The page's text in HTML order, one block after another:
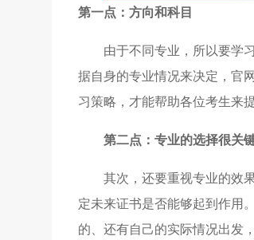
第一点：方向和科目
由于不同专业，所以要学
据自身的专业情况来决定，官
习策略，才能帮助各位考生来
第二点：专业的选择很关
其次，还要重视专业的效
定未来证书是否能够起到作用
的、还有自己的实际情况出发